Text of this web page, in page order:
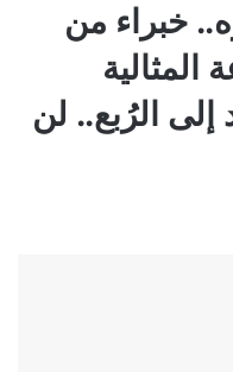
خبراء من
المثالية
إلى الرُبع.. لن